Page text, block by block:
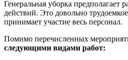
Генеральная уборка предполагает
действий. Это довольно
принимает участие весь персонал.
Помимо перечисленных
следующими видами работ: